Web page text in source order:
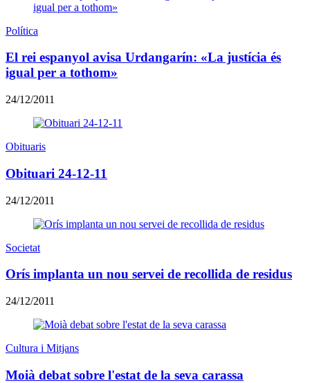
Política
El rei espanyol avisa Urdangarín: «La justícia és
igual per a tothom»
24/12/2011
Obituaris
Obituari 24-12-11
24/12/2011
Societat
Orís implanta un nou servei de recollida de residus
24/12/2011
Cultura i Mitjans
Moià debat sobre l'estat de la seva carassa